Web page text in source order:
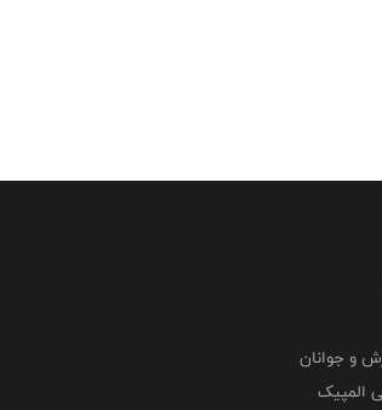
و جوانان
المپیک